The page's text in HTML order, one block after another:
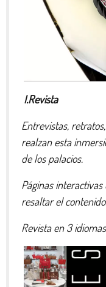
I.Revista
Entrevistas,
realzan esta
de los palacios.
Páginas
resaltar el
Revista en 3